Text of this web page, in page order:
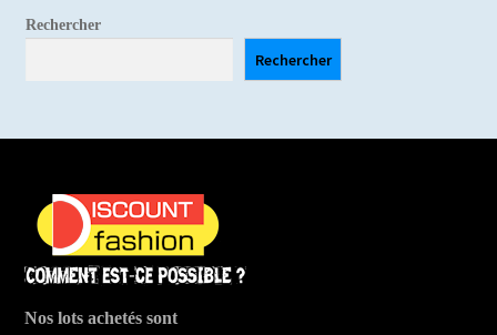
Rechercher
Rechercher
Nos lots achetés sont